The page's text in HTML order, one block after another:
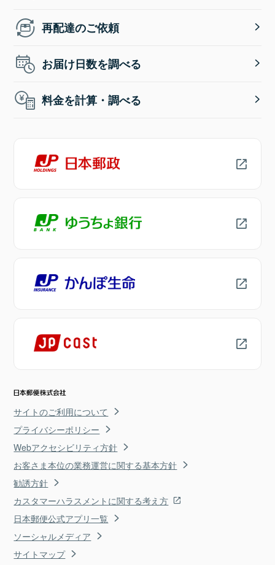
再配達のご依頼
お届け日数を調べる
料金を計算・調べる
サイトのご利用について
プライバシーポリシー
Webアクセシビリティ方針
お客さま本位の業務運営に関する基本方針
勧誘方針
カスタマーハラスメントに関する考え方
日本郵便公式アプリ一覧
ソーシャルメディア
サイトマップ